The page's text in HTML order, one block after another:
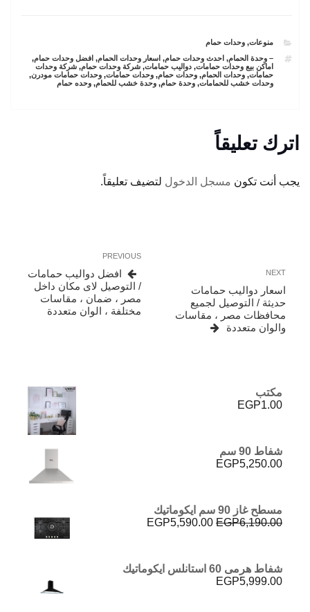
CATEGORIES
منوعات,وحدات حمام
TAGS
– وحدة الحمام, احدث وحدات حمام, اسعار وحدات الحمام, افضل وحدات حمام,
اماكن بيع وحدات حمامات,دواليب حمامات,شركة وحدات حمام,شركة وحدات
حمامات,وحدات الحمام,وحدات حمام,وحدات حمامات,وحدات حمامات مودرن,
وحدات خشب للحمامات,وحدة حمام,وحدة خشب للحمام,وحده حمام
اترك تعليقاً
يجب أنت تكون مسجل الدخول لتضيف تعليقاً.
المقالات
Previous
Post
PREVIOUS
افضل دواليب حمامات
/ التوصيل لاى مكان داخل
مصر ، ضمان ، مقاسات
مختلفة ، الوان متعددة
Next
Post
NEXT
اسعار دواليب حمامات
حديثة / التوصيل لجميع
محافظات مصر ، مقاسات
والوان متعددة
مكتب
EGP1.00
شفاط 90 سم
EGP5,250.00
مسطح غاز 90 سم ايكوماتيك
EGP6,190.00
السعر
EGP5,590.00
شفاط هرمى 60 استانلس ايكوماتيك
EGP5,999.00